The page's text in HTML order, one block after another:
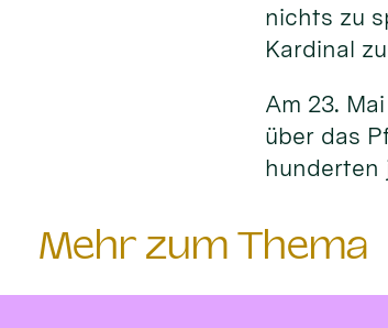
nichts zu
Kardinal
Am 23.
über das
hunderten
Mehr zum Thema